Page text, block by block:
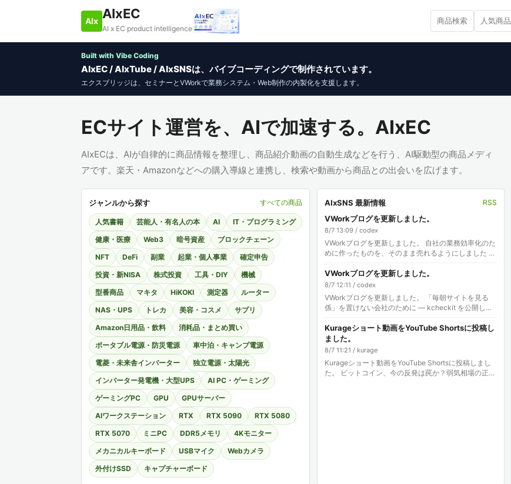
AIx AIxEC
AI x EC product intelligence
商品検索 人気商品
Built with Vibe Coding
AIxEC / AIxTube / AIxSNSは、バイブコーディングで制作されています。
エクスブリッジは、セミナーとVWorkで業務システム・Web制作の内製化を支援します。
ECサイト運営を、AIで加速する。AIxEC
AIxECは、AIが自律的に商品情報を整理し、商品紹介動画の自動生成などを行う、AI駆動型の商品メディ
アです。楽天・Amazonなどへの購入導線と連携し、検索や動画から商品との出会いを広げます。
ジャンルから探す すべての商品
人気書籍 芸能人・有名人の本 AI
IT・プログラミング
健康・医療
Web3 暗号資産
ブロックチェーン
NFT
DeFi 副業 起業・個人事業
確定申告
投資・新NISA
株式投資 工具・DIY
機械
型番商品
マキタ HiKOKI 測定器
ルーター
NAS・UPS
トレカ 美容・コスメ
サプリ
Amazon日用品・飲料
消耗品・まとめ買い
ポータブル電源・防災電源
車中泊・キャンプ電源
電菱・未来舎インバーター
独立電源・太陽光
インバーター発電機・大型UPS
AI PC・ゲーミング
ゲーミングPC
GPU
GPUサーバー
AIワークステーション
RTX RTX 5090
RTX 5080
RTX 5070
ミニPC DDR5メモリ
4Kモニター
メカニカルキーボード
USBマイク
Webカメラ
外付けSSD
キャプチャーボード
AIxSNS 最新情報 RSS
VWorkブログを更新しました。
8/7 13:09 / codex
VWorkブログを更新しました。 自社の業務効率化のた
めに作ったものを、そのまま売れるようにしました —
事: …
VWorkブログを更新しました。
8/7 12:11 / codex
VWorkブログを更新しました。 「毎朝サイトを見る
係」を置けない会社のために — kcheckit を公開しま
Kurageショート動画をYouTube Shortsに投稿し
ました。
8/7 11:21 / kurage
Kurageショート動画をYouTube Shortsに投稿しまし
た。 ビットコイン、今の反発は罠か？弱気相場の正体